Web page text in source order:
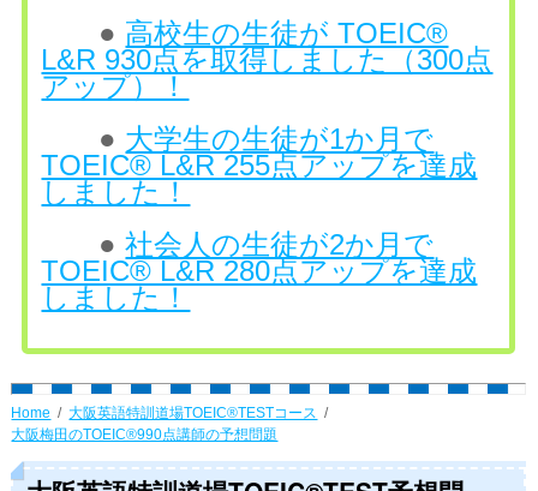
● 高校生の生徒が TOEIC®
L&R 930点を取得しました（300点
アップ）！
● 大学生の生徒が1か月で
TOEIC® L&R 255点アップを達成
しました！
●社会人の生徒が2か月で
TOEIC® L&R 280点アップを達成
しました！
Home
大阪英語特訓道場TOEIC®TESTコース
大阪梅田のTOEIC®990点講師の予想問題